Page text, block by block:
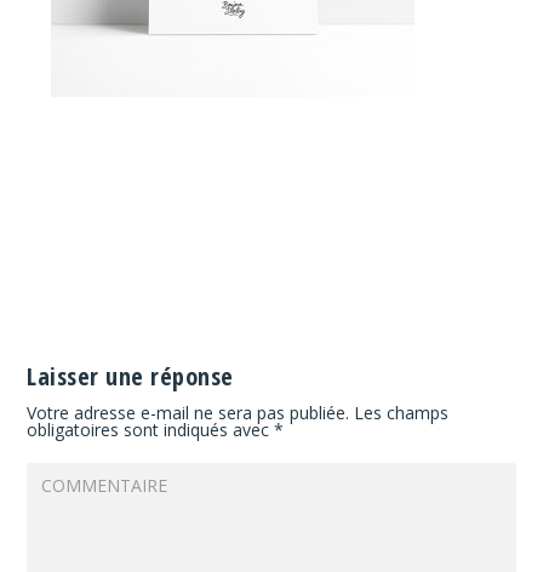
Laisser une réponse
Votre adresse e-mail ne sera pas publiée. Les champs
obligatoires sont indiqués avec*